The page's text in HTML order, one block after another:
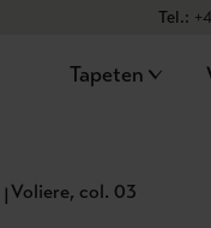
Tel.:
Tapeten
Voliere, col. 03